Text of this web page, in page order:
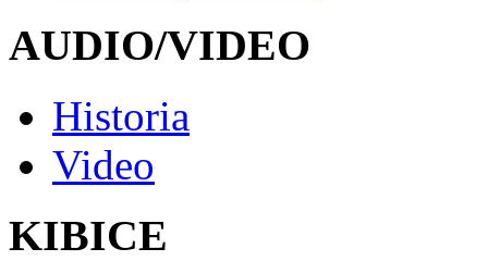
AUDIO/VIDEO
Historia
Video
KIBICE